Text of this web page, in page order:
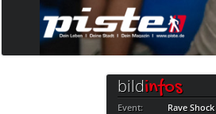
bildinfos
Event:
Rave Shock